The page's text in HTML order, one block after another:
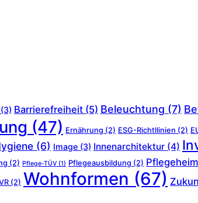
(3) Barrierefreiheit (5) Beleuchtung (7)
(47) Ernährung (2) ESG-Richtllinien (2)
(6) Image (3) Innenarchitektur (4)
(2) Pflege-TÜV (1) Pflegeausbildung (2)
(2) Wohnformen (67)